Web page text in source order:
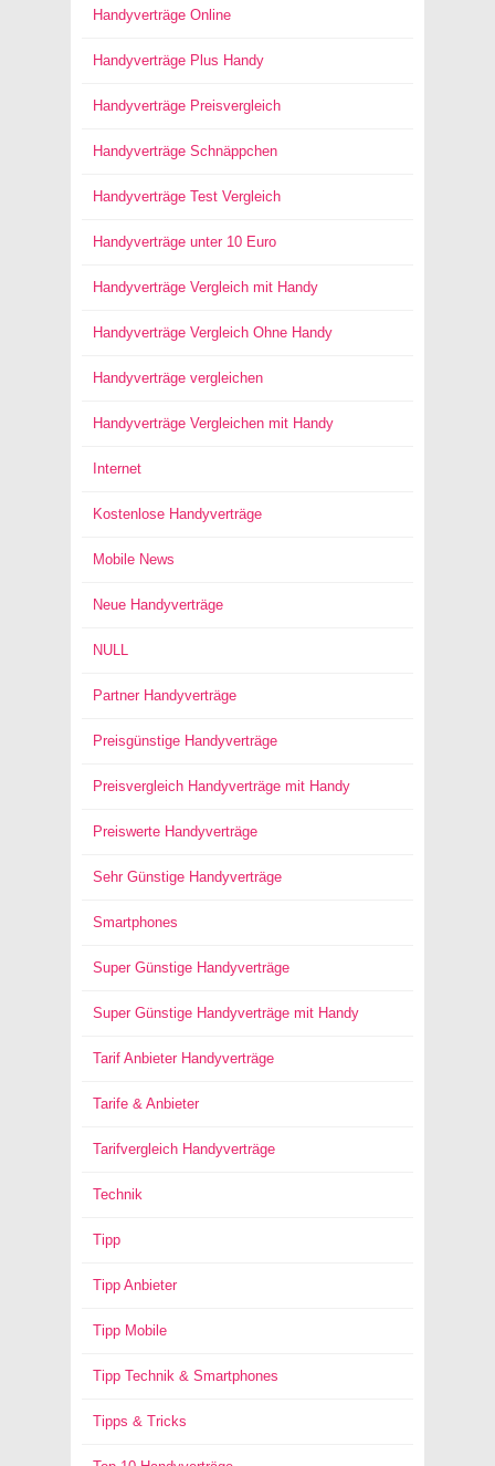
Handyverträge Online
Handyverträge Plus Handy
Handyverträge Preisvergleich
Handyverträge Schnäppchen
Handyverträge Test Vergleich
Handyverträge unter 10 Euro
Handyverträge Vergleich mit Handy
Handyverträge Vergleich Ohne Handy
Handyverträge vergleichen
Handyverträge Vergleichen mit Handy
Internet
Kostenlose Handyverträge
Mobile News
Neue Handyverträge
NULL
Partner Handyverträge
Preisgünstige Handyverträge
Preisvergleich Handyverträge mit Handy
Preiswerte Handyverträge
Sehr Günstige Handyverträge
Smartphones
Super Günstige Handyverträge
Super Günstige Handyverträge mit Handy
Tarif Anbieter Handyverträge
Tarife & Anbieter
Tarifvergleich Handyverträge
Technik
Tipp
Tipp Anbieter
Tipp Mobile
Tipp Technik & Smartphones
Tipps & Tricks